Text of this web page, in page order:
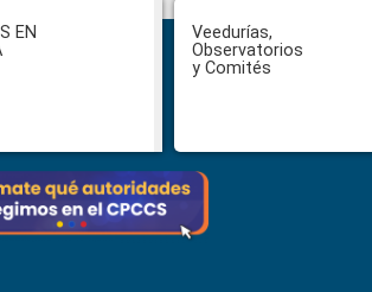
EN
Veedurías,
Observatorios
y Comités